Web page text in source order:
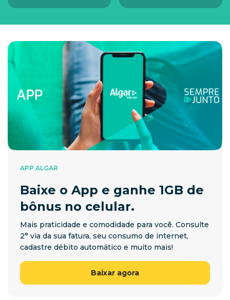
APP ALGAR
Baixe o App e ganhe 1GB de
bônus no celular.
Mais praticidade e comodidade para você. Consulte
2° via da sua fatura, seu consumo de internet,
cadastre débito automático e muito mais!
Baixar agora